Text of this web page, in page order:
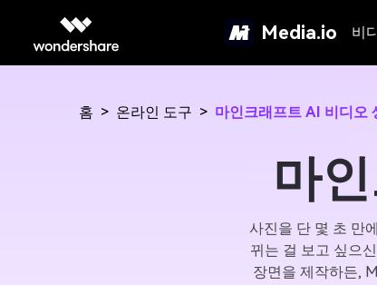
Media.io 비
홈 > 온라인 도구 > 마인크래프트 AI 비디오
마
사진을 단 몇 초 만
뀌는 걸 보고 싶으
장면을 제작하든,